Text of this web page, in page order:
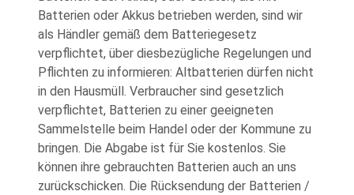
Batterien oder Akkus betrieben werden, sind wir
als Händler gemäß dem Batteriegesetz
verpflichtet, über diesbezügliche Regelungen und
Pflichten zu informieren: Altbatterien dürfen nicht
in den Hausmüll. Verbraucher sind gesetzlich
verpflichtet, Batterien zu einer geeigneten
Sammelstelle beim Handel oder der Kommune zu
bringen. Die Abgabe ist für Sie kostenlos. Sie
können ihre gebrauchten Batterien auch an uns
zurückschicken. Die Rücksendung der Batterien /